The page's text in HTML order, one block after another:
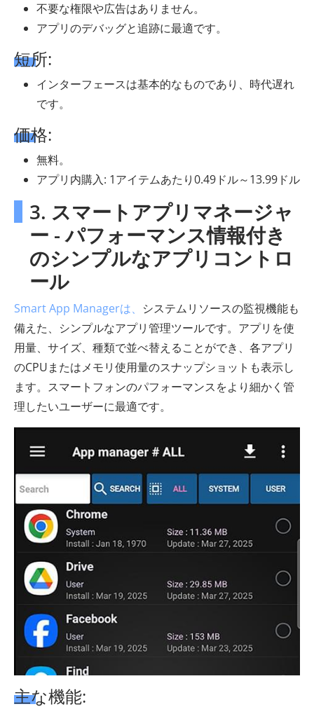
不要な権限や広告はありません。
アプリのデバッグと追跡に最適です。
短所:
インターフェースは基本的なものであり、時代遅れ
です。
価格:
無料。
アプリ内購入: 1アイテムあたり0.49ドル～13.99ドル
3. スマートアプリマネージャ
ー - パフォーマンス情報付き
のシンプルなアプリコントロ
ール
Smart App Managerは、 システムリソースの監視機能も
備えた、シンプルなアプリ管理ツールです。アプリを使
用量、サイズ、種類で並べ替えることができ、各アプリ
のCPUまたはメモリ使用量のスナップショットも表示し
ます。スマートフォンのパフォーマンスをより細かく管
理したいユーザーに最適です。
主な機能: